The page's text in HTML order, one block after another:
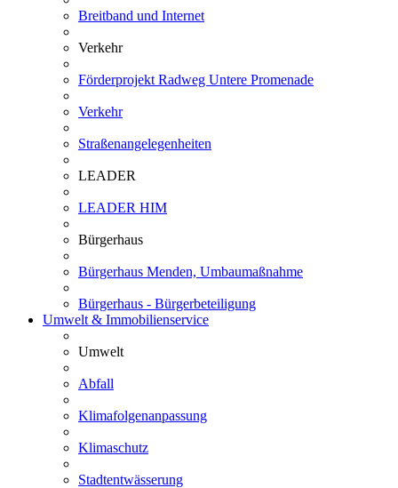
Breitband und Internet
Verkehr
Förderprojekt Radweg Untere Promenade
Verkehr
Straßenangelegenheiten
LEADER
LEADER HIM
Bürgerhaus
Bürgerhaus Menden, Umbaumaßnahme
Bürgerhaus - Bürgerbeteiligung
Umwelt & Immobilienservice
Umwelt
Abfall
Klimafolgenanpassung
Klimaschutz
Stadtentwässerung